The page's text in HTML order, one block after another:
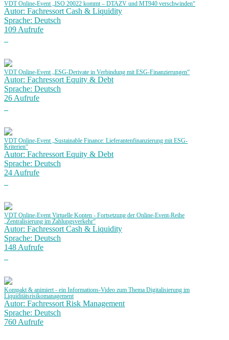
VDT Online-Event „ISO 20022 kommt – DTAZV und MT940 verschwinden“
Autor: Fachressort Cash & Liquidity
Sprache: Deutsch
109 Aufrufe
VDT Online-Event „ESG-Derivate in Verbindung mit ESG-Finanzierungen“
Autor: Fachressort Equity & Debt
Sprache: Deutsch
26 Aufrufe
VDT Online-Event „Sustainable Finance: Lieferantenfinanzierung mit ESG-
Kriterien“
Autor: Fachressort Equity & Debt
Sprache: Deutsch
24 Aufrufe
VDT Online-Event Virtuelle Konten - Fortsetzung der Online-Event-Reihe
„Zentralisierung im Zahlungsverkehr“
Autor: Fachressort Cash & Liquidity
Sprache: Deutsch
148 Aufrufe
Kompakt & animiert - ein Informations-Video zum Thema Digitalisierung im
Liquiditätsrisikomanagement
Autor: Fachressort Risk Management
Sprache: Deutsch
760 Aufrufe